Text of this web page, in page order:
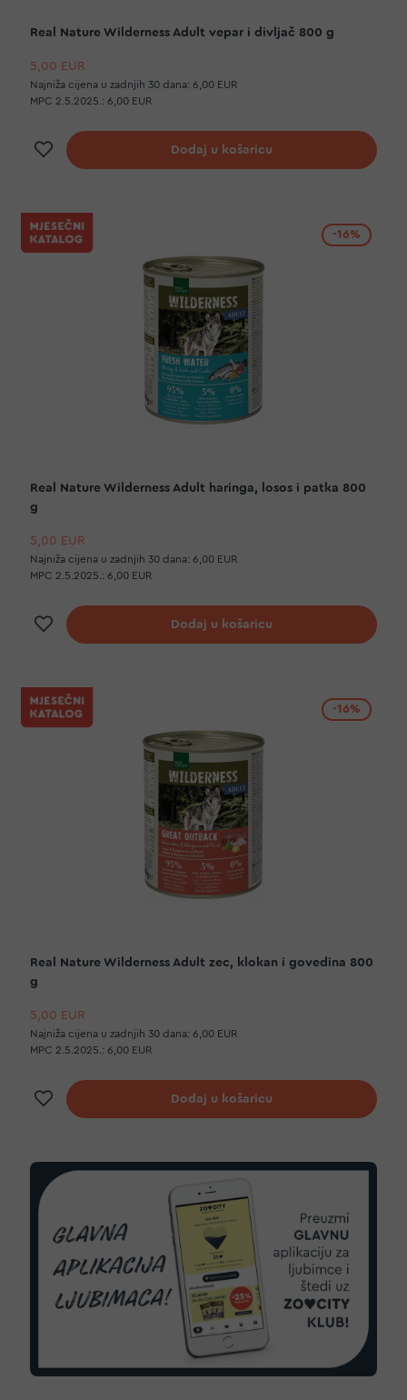
Real Nature Wilderness Adult vepar i divljač 800 g
5,00 EUR
Najniža cijena u zadnjih 30 dana: 6,00 EUR
MPC 2.5.2025.: 6,00 EUR
Dodaj na listu želja
Dodaj u košaricu
-16%
Real Nature Wilderness Adult haringa, losos i patka 800
g
5,00 EUR
Najniža cijena u zadnjih 30 dana: 6,00 EUR
MPC 2.5.2025.: 6,00 EUR
Dodaj na listu želja
Dodaj u košaricu
-16%
Real Nature Wilderness Adult zec, klokan i govedina 800
g
5,00 EUR
Najniža cijena u zadnjih 30 dana: 6,00 EUR
MPC 2.5.2025.: 6,00 EUR
Dodaj na listu želja
Dodaj u košaricu